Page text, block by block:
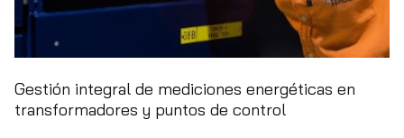
Gestión integral de mediciones energéticas en
transformadores y puntos de control